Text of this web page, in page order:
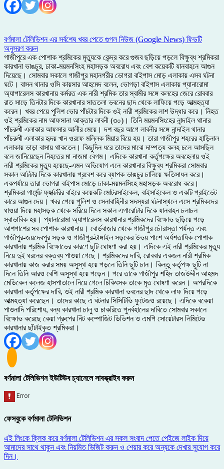
বর্ণমালা টেলিভিশন এর সর্বশেষ খবর পেতে গুগল নিউজ (Google News) ফিডটি
অনুসরণ করুন
গাজীপুরে এক পোশাক শ্রমিকের মৃত্যুকে কেন্দ্র করে গুজব ছড়িয়ে পড়লে বিক্ষুব্ধ শ্রমিকরা
কারখানা ভাঙচুর, ঢাকা-ময়মনসিংহ মহাসড়ক অবরোধ এবং বেশ কয়েকটি যানবাহনে আগুন
দিয়েছে। সোমবার সকালে গাজীপুর মহানগরীর ভোগরা বাইপাস মোড় এলাকায় এসব ঘটনা
ঘটে। বাসন থানার ওসি কায়সার আহমেদ বলেন, ভোগড়া বাইপাস এলাকায় প্যানারোমা
অ্যাপারেলস কারখানায় কর্মরত এক নারী শ্রমিক তার স্বামীর সঙ্গে কলহের জেরে রোববার
রাত সাড়ে তিনটার দিকে কারখানার সাততলা ভবনের ছাদ থেকে লাফিয়ে পড়ে আত্মহত্যা
করেন। খবর পেয়ে পুলিশ ভোর পাঁচটার দিকে ওই নারী শ্রমিকের লাশ উদ্ধার করে। নিহত
ওই শ্রমিকের নাম আফসানা আক্তার লাবনী (৩০)। তিনি ময়মনসিংহের নান্দাইল থানার
পাঁচরুখী এলাকার আফসার আলীর মেয়ে। দশ বছর আগে লাবনীর সঙ্গে নান্দাইল থানার
পাঁচরুখী এলাকার হৃদয় খান ওরফে মল্লিক মিয়ার বিয়ে হয়। তারা গাজীপুর শহরের হাড়িনাল
এলাকায় ভাড়া বাসায় থাকতেন। কিছুদিন ধরে তাদের মাঝে দাম্পত্য কলহ চলে আসছিল
বলে জানিয়েছেন নিহতের মা নাজমা বেগম। এদিকে কারখানা কর্তৃপক্ষের অবহেলায় ওই
নারী শ্রমিকের মৃত্যু হয়েছে-এমন অভিযোগ এনে কারখানার বিক্ষুব্ধ শ্রমিকরা সোমবার
সকাল আটটার দিকে কারখানায় প্রবেশ করে ব্যাপক ভাঙচুর চালিয়ে ক্ষতিসাধন করে।
একপর্যায়ে তারা ভোগরা বাইপাস মোড়ে ঢাকা-ময়মনসিংহ মহাসড়ক অবরোধ করে।
শ্রমিকরা গার্মেন্ট ফ্যাক্টরির বাইরে কয়েকটি মোটরসাইকেল, বাইসাইকেল ও একটি প্রাইভেট
কারে আগুন দেয়। খবর পেয়ে পুলিশ ও সেনাবাহিনীর সদস্যরা ঘটনাস্থলে এসে শ্রমিকদের
ধাওয়া দিয়ে মহাসড়ক থেকে সরিয়ে দিলে সকাল এগারোটার দিকে যানবাহন চলাচল
স্বাভাবিক হয়। প্যানারোমা অ্যাপারেলস কারখানার শ্রমিকদের বিক্ষোভ ছড়িয়ে পড়ে
আশপাশের সব পোশাক কারখানায়। বোর্ডবাজার থেকে গাজীপুর চৌরাস্তা পর্যন্ত এবং
গাজীপুর-জয়দেবপুর সড়ক ও গাজীপুর-টাঙ্গাইল সড়কের উভয় পাশে অর্ধশতাধিক পোশাক
কারখানায় শ্রমিক বিক্ষোভের কারণে ছুটি ঘোষণা করা হয়। এদিকে এই নারী শ্রমিকের মৃত্যু
নিয়ে দুই ধরনের বক্তব্য পাওয়া গেছে। শ্রমিকদের দাবি, রোববার একজন নারী শ্রমিক
কারখানায় কাজ করার সময় অসুস্থ হয়ে পড়লে তিনি ছুটি চান। কিন্তু কর্তৃপক্ষ ছুটি না
দিলে তিনি আরও বেশি অসুস্থ হয়ে পড়েন। পরে তাকে গাজীপুর শহিদ তাজউদ্দীন আহমদ
মেডিকেল কলেজ হাসপাতালে নিয়ে গেলে চিকিৎসক তাকে মৃত ঘোষণা করেন। অপরদিকে
কারখানা কর্তৃপক্ষের দাবি, ওই নারী শ্রমিক কারখানা ভবনের ছাদ থেকে লাফ দিয়ে পড়ে
আত্মহত্যা করেছেন। তাদের কাছে এ ঘটনার সিসিটিভি ফুটেজও রয়েছে। এদিকে বকেয়া
পাওনাদি পরিশোধ, বন্ধ কারখানা চালু ও চাকরিতে পুনর্বহালের দাবিতে সোমবার সকালে
বিক্ষোভ করেছে কেয়া গ্রুপের নিট কম্পোজিট ডিভিশন ও এমপি সোয়েটারস লিমিটেড
কারখানার ছাঁটাইকৃত শ্রমিকরা।
বর্ণমালা টেলিভিশন ইউটিউব চ্যানেলে সাবস্ক্রাইব করুন
ফেসবুকে বর্ণমালা টেলিভিশন
এই লিংকে ক্লিক করে বর্ণমালা টেলিভিশন এর সকল সংবাদ পেতে পেইজে লাইক দিয়ে
আমাদের সাথে থাকুন এবং নিয়মিত ভিজিট করুন ও শেয়ার করে অন্যকে দেখার সুযোগ করে
দিন।